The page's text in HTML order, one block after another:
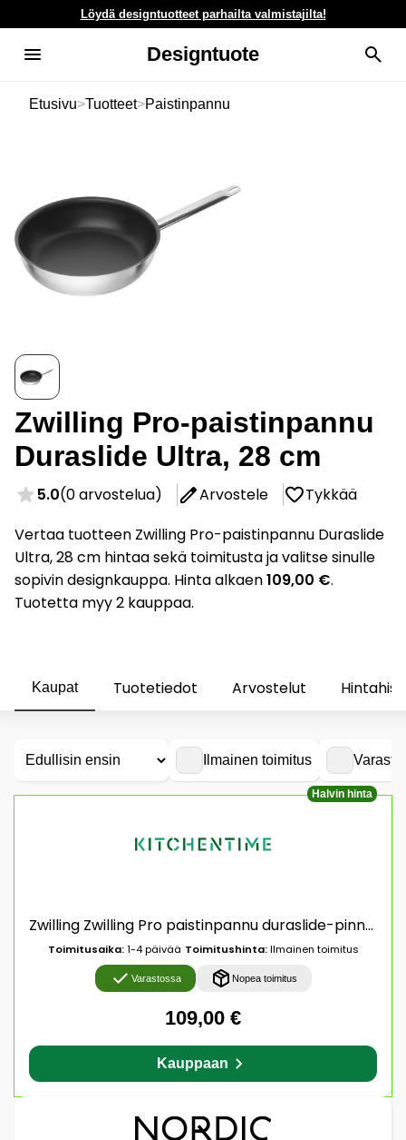
Löydä designtuotteet parhailta valmistajilta!
Designtuote
Etusivu>Tuotteet>Paistinpannu
Zwilling Pro-paistinpannu
Duraslide Ultra, 28 cm
5.0(0 arvostelua) Arvostele
Tykkää
Vertaa tuotteen Zwilling Pro-paistinpannu Duraslide
Ultra, 28 cm hintaa sekä toimitusta ja valitse sinulle
sopivin designkauppa. Hinta alkaen109,00 €.
Tuotetta myy 2 kauppaa.
Kaupat Tuotetiedot Arvostelut
Ilmainen toimitus
Halvin hinta
Zwilling Zwilling Pro paistinpannu duraslide-pinnoite Ø28 cm
Toimitusaika:1-4 päivää Toimitushinta:Ilmainen toimitus
Varastossa Nopea toimitus
109,00 €
Kauppaan